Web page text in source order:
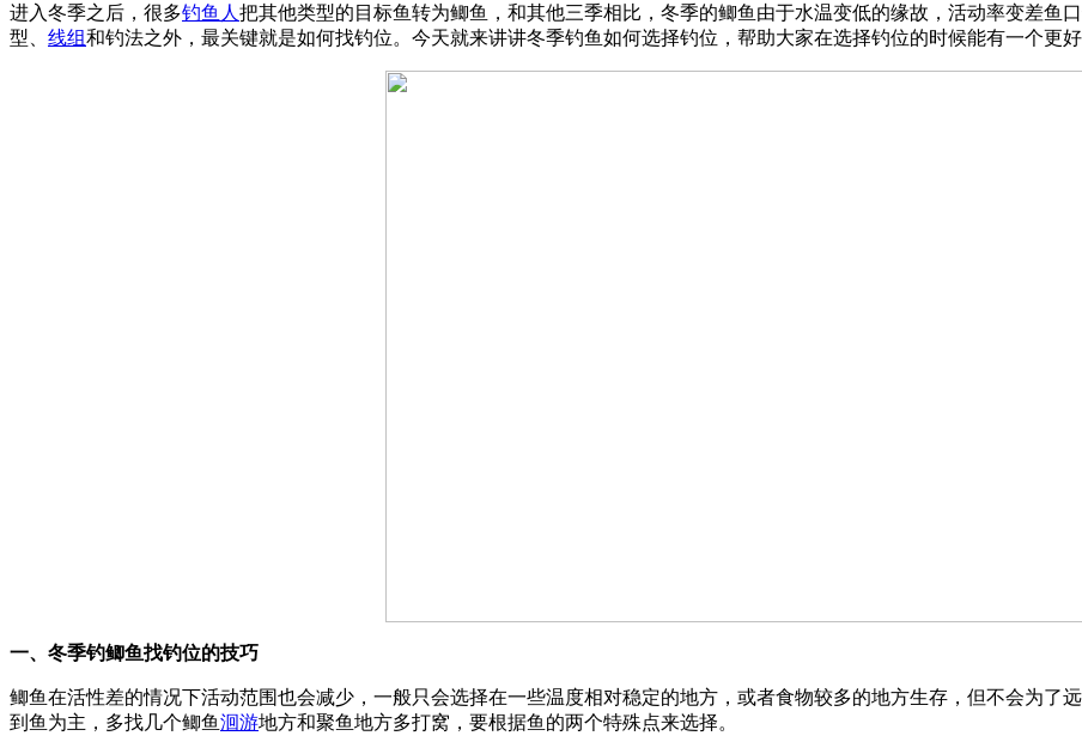
进入冬季之后，很多钓鱼人 把其他类型的目标鱼转为鲫鱼，和其他三季相比，冬季的鲫鱼由于水温变低的缘故，活动率变差鱼
型、 线组和钓法之外，最关键就是如何找钓位。今天就来讲讲冬季钓鱼如何选择钓位，帮助大家在选择钓位的时候能有一个更好
一、冬季钓鲫鱼找钓位的技巧
鲫鱼在活性差的情况下活动范围也会减少，一般只会选择在一些温度相对稳定的地方，或者食物较多的地方生存，但不会为了
到鱼为主，多找几个鲫鱼洄游地方和聚鱼地方多打窝，要根据鱼的两个特殊点来选择。